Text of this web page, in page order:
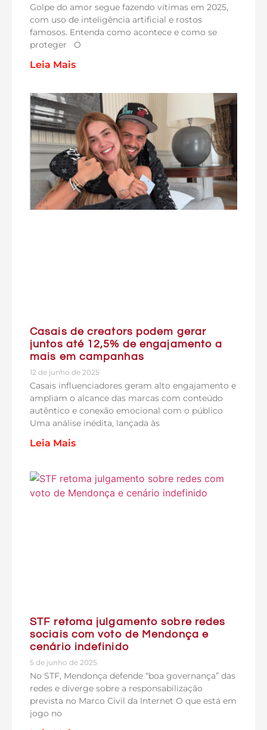
Golpe do amor segue fazendo vítimas em 2025,
com uso de inteligência artificial e rostos
famosos. Entenda como acontece e como se
proteger O
Leia Mais
Casais de creators podem gerar
juntos até 12,5% de engajamento a
mais em campanhas
12 de junho de 2025
Casais influenciadores geram alto engajamento e
ampliam o alcance das marcas com conteúdo
autêntico e conexão emocional com o público
Uma análise inédita, lançada às
Leia Mais
STF retoma julgamento sobre redes
sociais com voto de Mendonça e
cenário indefinido
5 de junho de 2025
No STF, Mendonça defende “boa governança” das
redes e diverge sobre a responsabilização
prevista no Marco Civil da Internet O que está em
jogo no